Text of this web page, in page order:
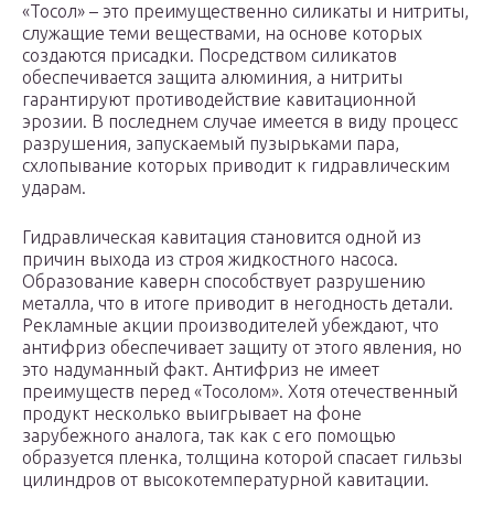
«Тосол» – это преимущественно силикаты и нитриты,
служащие теми веществами, на основе которых
создаются присадки. Посредством силикатов
обеспечивается защита алюминия, а нитриты
гарантируют противодействие кавитационной
эрозии. В последнем случае имеется в виду процесс
разрушения, запускаемый пузырьками пара,
схлопывание которых приводит к гидравлическим
ударам.
Гидравлическая кавитация становится одной из
причин выхода из строя жидкостного насоса.
Образование каверн способствует разрушению
металла, что в итоге приводит в негодность детали.
Рекламные акции производителей убеждают, что
антифриз обеспечивает защиту от этого явления, но
это надуманный факт. Антифриз не имеет
преимуществ перед «Тосолом». Хотя отечественный
продукт несколько выигрывает на фоне
зарубежного аналога, так как с его помощью
образуется пленка, толщина которой спасает гильзы
цилиндров от высокотемпературной кавитации.